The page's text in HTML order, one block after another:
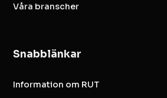
Våra branscher
Snabblänkar
Information om RUT